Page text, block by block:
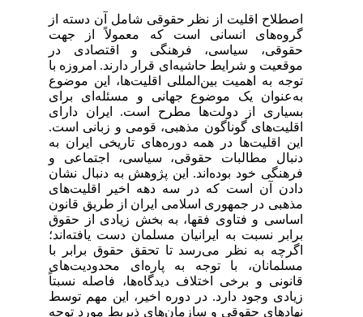
اصطلاح اقلیت از نظر حقوقی شامل آن دسته از
گروه‌های انسانی است که معمولاً از جهت
حقوقی، سیاسی، فرهنگی و اقتصادی در
موقعیت و شرایط حاشیه‌ای قرار دارند. امروزه با
توجه به اهمیت بین‌المللی اقلیت‌ها، این موضوع
به‌عنوان یک موضوع جهانی و مسئله‌ای برای
بسیاری از دولت‌ها مطرح است. ایران دارای
اقلیت‌های گوناگون مذهبی، قومی و زبانی است.
این اقلیت‌ها در همه دوره‌های تاریخی ایران به
دنبال مطالبات حقوقی، سیاسی، اجتماعی و
فرهنگی خود بوده‌اند. این پژوهش به دنبال نشان
دادن آن است که در سه دهه اخیر اقلیت‌های
مذهبی در جمهوری اسلامی ایران از طریق قانون
اساسی و فتاوی فقها، به بخش زیادی از حقوق
برابر نسبت به ایرانیان مسلمان دست یافته‌اند؛
اگرچه به نظر می‌رسد تا تحقق حقوق برابر با
مسلمانان، با توجه به پاره‌ای محدودیت‌های
قانونی و برخی اختلاف دیدگاه‌ها، فاصله نسبتاً
زیادی وجود دارد. در دوره اخیر، این مهم توسط
نهادهای حقوقی و سازمان‌های ذیربط مورد توجه